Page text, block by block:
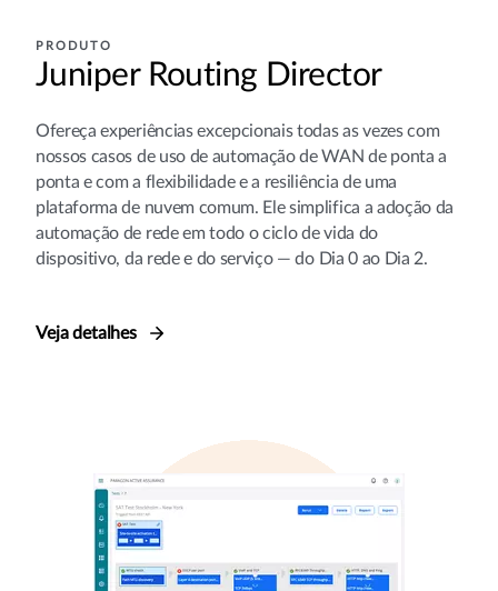
PRODUTO
Juniper Routing Director
Ofereça experiências excepcionais todas as vezes com
nossos casos de uso de automação de WAN de ponta a
ponta e com a flexibilidade e a resiliência de uma
plataforma de nuvem comum. Ele simplifica a adoção da
automação de rede em todo o ciclo de vida do
dispositivo, da rede e do serviço — do Dia 0 ao Dia 2.
Veja detalhes